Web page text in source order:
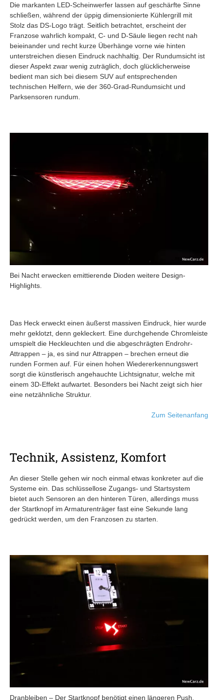
Die markanten LED-Scheinwerfer lassen auf geschärfte Sinne
schließen, während der üppig dimensionierte Kühlergrill mit
Stolz das DS-Logo trägt. Seitlich betrachtet, erscheint der
Franzose wahrlich kompakt, C- und D-Säule liegen recht nah
beieinander und recht kurze Überhänge vorne wie hinten
unterstreichen diesen Eindruck nachhaltig. Der Rundumsicht ist
dieser Aspekt zwar wenig zuträglich, doch glücklicherweise
bedient man sich bei diesem SUV auf entsprechenden
technischen Helfern, wie der 360-Grad-Rundumsicht und
Parksensoren rundum.
Bei Nacht erwecken emittierende Dioden weitere Design-
Highlights.
Das Heck erweckt einen äußerst massiven Eindruck, hier wurde
mehr geklotzt, denn gekleckert. Eine durchgehende Chromleiste
umspielt die Heckleuchten und die abgeschrägten Endrohr-
Attrappen – ja, es sind nur Attrappen – brechen erneut die
runden Formen auf. Für einen hohen Wiedererkennungswert
sorgt die künstlerisch angehauchte Lichtsignatur, welche mit
einem 3D-Effekt aufwartet. Besonders bei Nacht zeigt sich hier
eine netzähnliche Struktur.
Zum Seitenanfang
Technik, Assistenz, Komfort
An dieser Stelle gehen wir noch einmal etwas konkreter auf die
Systeme ein. Das schlüssellose Zugangs- und Startsystem
bietet auch Sensoren an den hinteren Türen, allerdings muss
der Startknopf im Armaturenträger fast eine Sekunde lang
gedrückt werden, um den Franzosen zu starten.
Dranbleiben – Der Startknopf benötigt einen längeren Push.